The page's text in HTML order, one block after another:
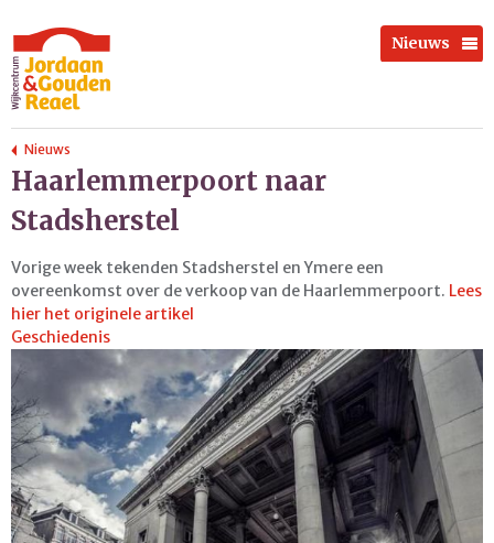
Nieuws
Nieuws
Haarlemmerpoort naar
Stadsherstel
Vorige week tekenden Stadsherstel en Ymere een
overeenkomst over de verkoop van de Haarlemmerpoort. Lees
hier het originele artikel
Geschiedenis